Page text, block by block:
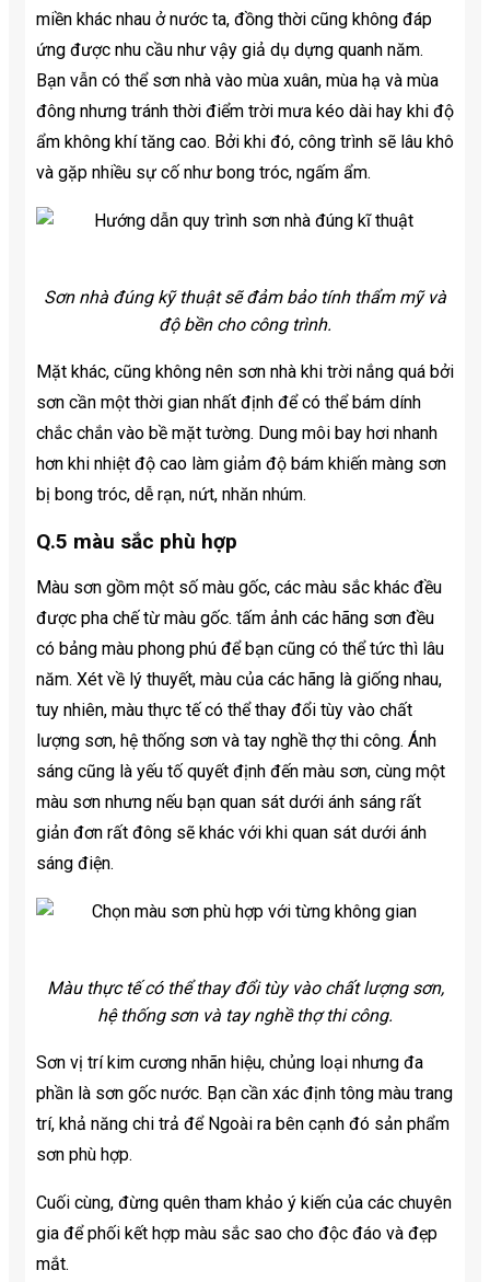
miền khác nhau ở nước ta, đồng thời cũng không đáp
ứng được nhu cầu như vậy giả dụ dựng quanh năm.
Bạn vẫn có thể sơn nhà vào mùa xuân, mùa hạ và mùa
đông nhưng tránh thời điểm trời mưa kéo dài hay khi độ
ẩm không khí tăng cao. Bởi khi đó, công trình sẽ lâu khô
và gặp nhiều sự cố như bong tróc, ngấm ẩm.
Sơn nhà đúng kỹ thuật sẽ đảm bảo tính thẩm mỹ và
độ bền cho công trình.
Mặt khác, cũng không nên sơn nhà khi trời nắng quá bởi
sơn cần một thời gian nhất định để có thể bám dính
chắc chắn vào bề mặt tường. Dung môi bay hơi nhanh
hơn khi nhiệt độ cao làm giảm độ bám khiến màng sơn
bị bong tróc, dễ rạn, nứt, nhăn nhúm.
Q.5 màu sắc phù hợp
Màu sơn gồm một số màu gốc, các màu sắc khác đều
được pha chế từ màu gốc. tấm ảnh các hãng sơn đều
có bảng màu phong phú để bạn cũng có thể tức thì lâu
năm. Xét về lý thuyết, màu của các hãng là giống nhau,
tuy nhiên, màu thực tế có thể thay đổi tùy vào chất
lượng sơn, hệ thống sơn và tay nghề thợ thi công. Ánh
sáng cũng là yếu tố quyết định đến màu sơn, cùng một
màu sơn nhưng nếu bạn quan sát dưới ánh sáng rất
giản đơn rất đông sẽ khác với khi quan sát dưới ánh
sáng điện.
Màu thực tế có thể thay đổi tùy vào chất lượng sơn,
hệ thống sơn và tay nghề thợ thi công.
Sơn vị trí kim cương nhãn hiệu, chủng loại nhưng đa
phần là sơn gốc nước. Bạn cần xác định tông màu trang
trí, khả năng chi trả để Ngoài ra bên cạnh đó sản phẩm
sơn phù hợp.
Cuối cùng, đừng quên tham khảo ý kiến của các chuyên
gia để phối kết hợp màu sắc sao cho độc đáo và đẹp
mắt.